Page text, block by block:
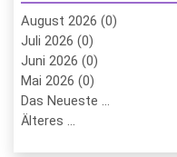
August 2026 (0)
Juli 2026 (0)
Juni 2026 (0)
Mai 2026 (0)
Das Neueste ...
Älteres ...